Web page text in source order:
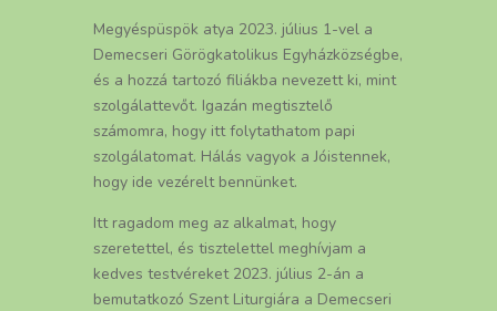
Megyéspüspök atya 2023. július 1-vel a
Demecseri Görögkatolikus Egyházközségbe,
és a hozzá tartozó filiákba nevezett ki, mint
szolgálattevőt. Igazán megtisztelő
számomra, hogy itt folytathatom papi
szolgálatomat. Hálás vagyok a Jóistennek,
hogy ide vezérelt bennünket.
Itt ragadom meg az alkalmat, hogy
szeretettel, és tisztelettel meghívjam a
kedves testvéreket 2023. július 2-án a
bemutatkozó Szent Liturgiára a Demecseri